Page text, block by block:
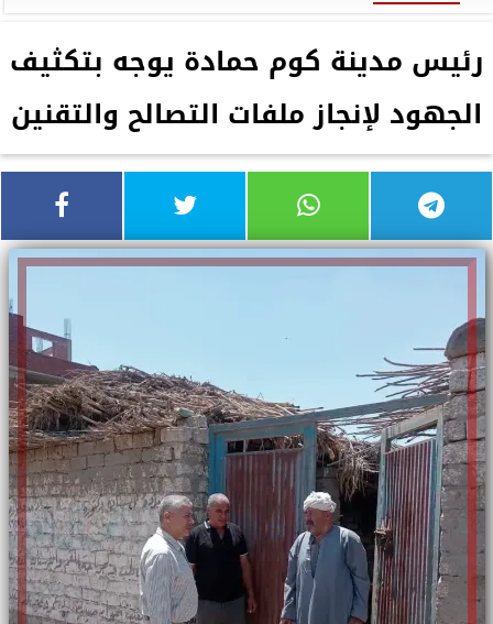
رئيس مدينة كوم حمادة يوجه بتكثيف
الجهود لإنجاز ملفات التصالح والتقنين